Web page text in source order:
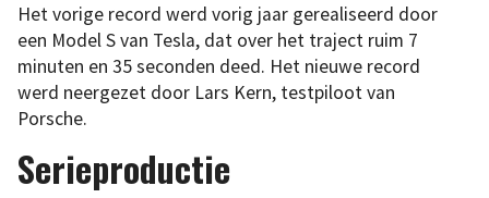
Het vorige record werd vorig jaar gerealiseerd door
een Model S van Tesla, dat over het traject ruim 7
minuten en 35 seconden deed. Het nieuwe record
werd neergezet door Lars Kern, testpiloot van
Porsche.
Serieproductie